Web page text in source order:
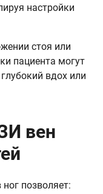
настройки
стоя или
пациента могут
вдох или
вен
позволяет: